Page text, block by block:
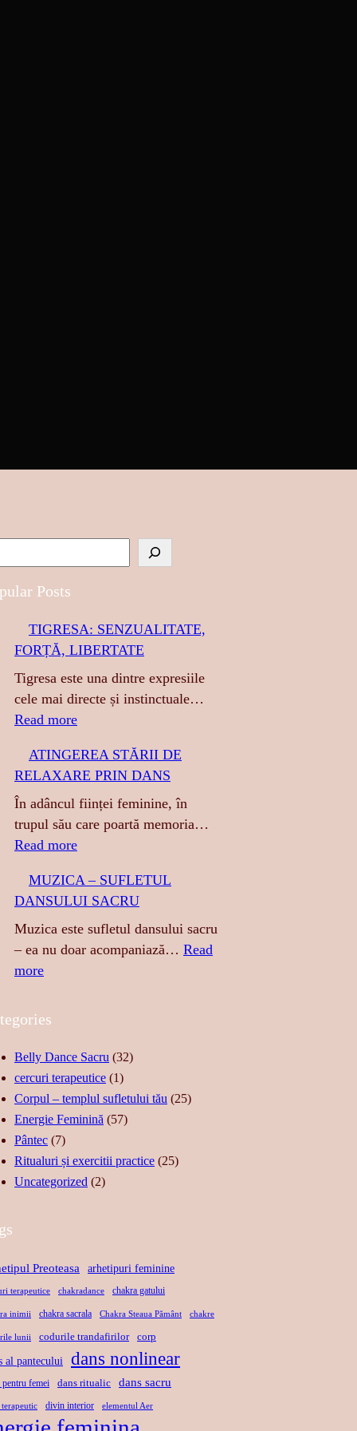
Posts
TIGRESA: SENZUALITATE,
FORȚĂ, LIBERTATE
Tigresa este una dintre expresiile
cele mai directe și instinctuale…
Read more:
I
G
R
E
S
:
S
E
N
T
A
T
,
F
L
I
B
E
R
T
A
ATINGEREA STĂRII DE
RELAXARE PRIN DANS
În adâncul ființei feminine, în
trupul său care poartă memoria…
Read more:
T
I
N
G
S
T
Ă
R
I
D
A
R
E
P
R
I
MUZICA – SUFLETUL
DANSULUI SACRU
Muzica este sufletul dansului sacru
– ea nu doar acompaniază… Read
more:
I
C
A
–
S
U
F
A
N
S
U
L
U
Belly Dance Sacru (32)
cercuri terapeutice (1)
Corpul – templul sufletului tău (25)
Energie Feminină (57)
Pântec (7)
Ritualuri și exercitii practice (25)
Uncategorized (2)
Preoteasa arhetipuri feminine
terapeutice chakradance chakra gatului
inimii chakra sacrala Chakra Steaua Pământ chakre
lunii codurile trandafirilor corp
al pantecului dans nonlinear
pentru femei dans ritualic dans sacru
terapeutic divin interior elementul Aer